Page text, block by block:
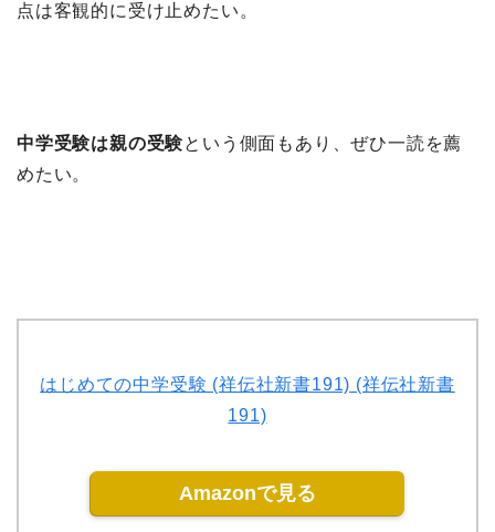
点は客観的に受け止めたい。
中学受験は親の受験という側面もあり、ぜひ一読を薦
めたい。
はじめての中学受験 (祥伝社新書191) (祥伝社新書
191)
Amazonで見る